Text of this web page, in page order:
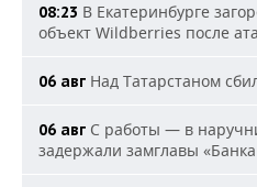
08:23 В Екатеринбурге
объект Wildberries после
06 авг Над Татарстаном
06 авг С работы — в
задержали замглавы